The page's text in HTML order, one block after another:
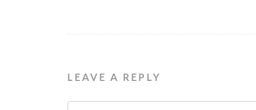
LEAVE A REPLY